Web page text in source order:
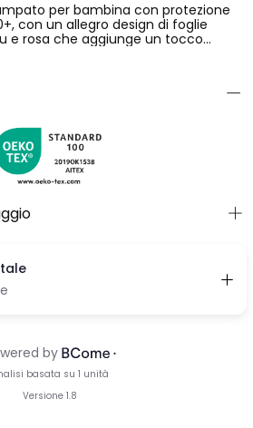
per bambina con protezione
con un allegro design di foglie
e rosa che aggiunge un tocco
dettaglio dei volant sulle spalline gli
e moderno. Realizzato in materiale
comfort e libertà di movimento.
2 ai 14 anni.